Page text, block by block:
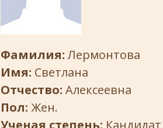
Фамилия:Лермонтова
Имя: Светлана
Отчество: Алексеевна
Пол: Жен.
Ученая степень: